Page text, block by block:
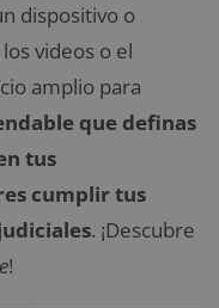
dispositivo o
videos o el
amplio para
que definas
tus
cumplir tus
. ¡Descubre
!